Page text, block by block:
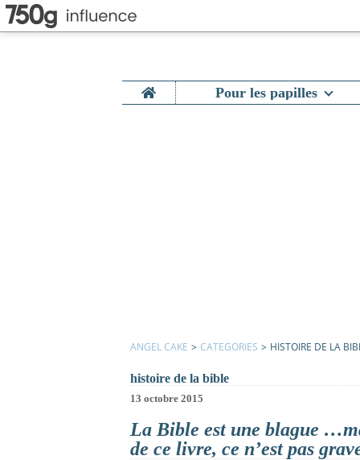
Home Pour les papilles
ANGEL CAKE > CATEGORIES > HISTOIRE DE LA
histoire de la bible
13 octobre 2015
La Bible est une blague
de ce livre, ce n’est pas